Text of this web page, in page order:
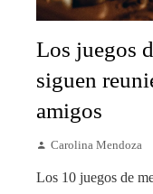
Los juegos
siguen
amigos
Carolina Mendoza
Los 10 juegos de